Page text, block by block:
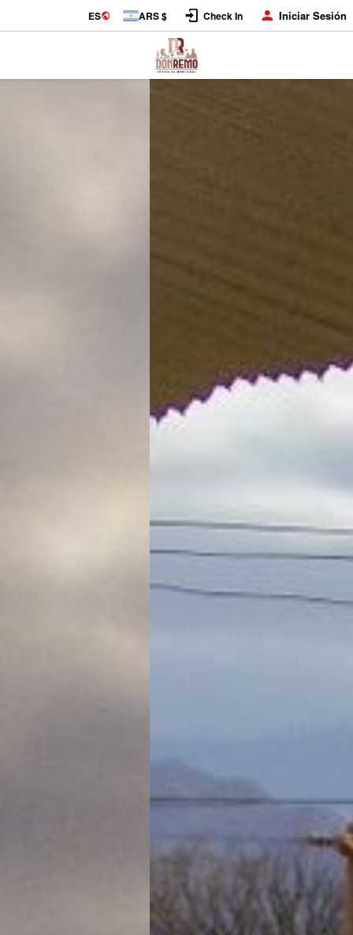
ES ARS $ Check In Iniciar Sesión